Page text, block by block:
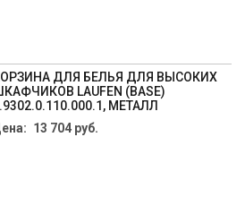
ДЛЯ БЕЛЬЯ ДЛЯ ВЫСОКИХ
LAUFEN (BASE)
МЕТАЛЛ
13 704 руб.